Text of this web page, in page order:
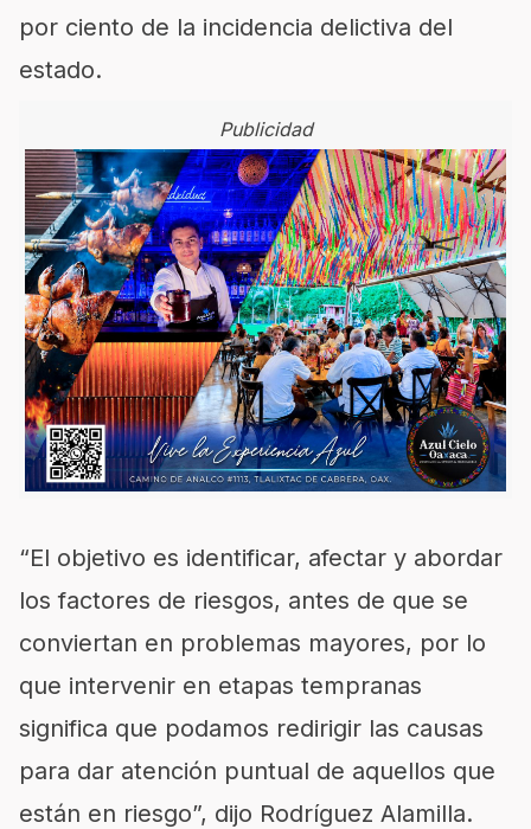
por ciento de la incidencia delictiva del
estado.
Publicidad
“El objetivo es identificar, afectar y abordar
los factores de riesgos, antes de que se
conviertan en problemas mayores, por lo
que intervenir en etapas tempranas
significa que podamos redirigir las causas
para dar atención puntual de aquellos que
están en riesgo”, dijo Rodríguez Alamilla.